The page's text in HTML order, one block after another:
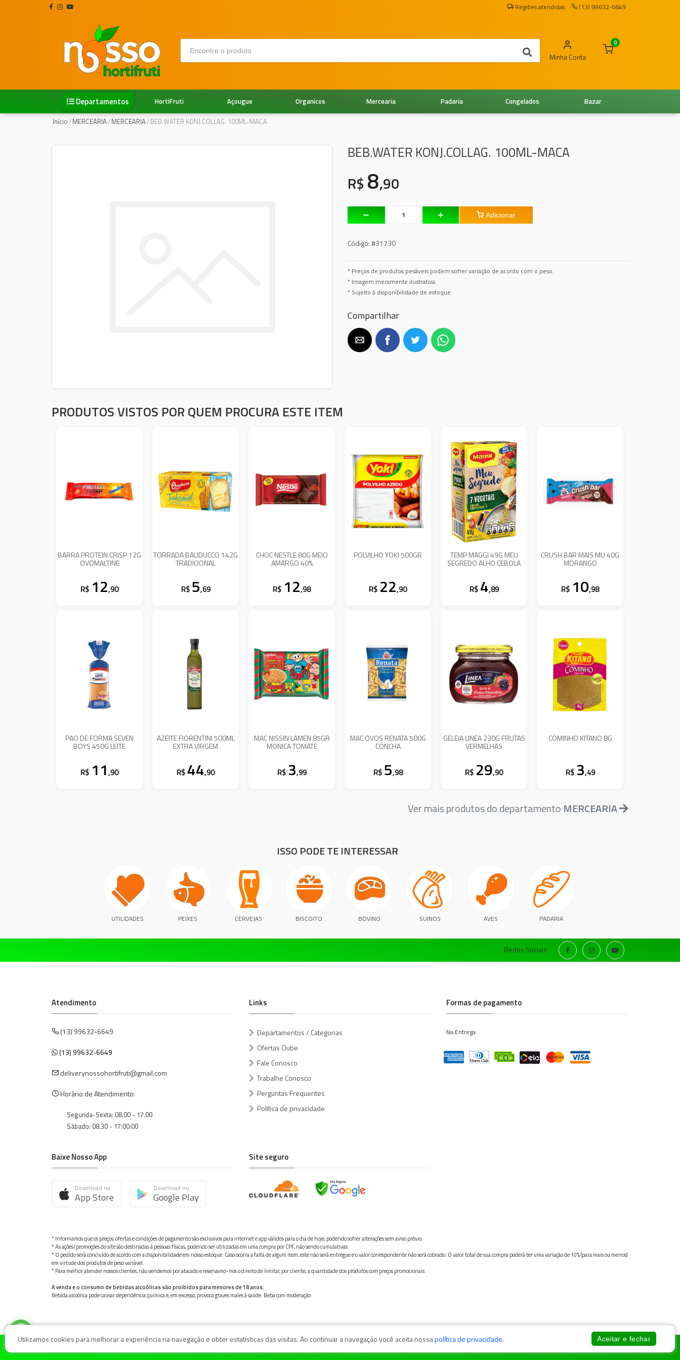
Regiões atendidas (13) 99632-6649
Minha Conta
0
Departamentos Bazar
Congelados
Padaria
Mercearia
Organicos
Açougue
HortiFruti
Início/MERCEARIA/MERCEARIA/BEB.WATER KONJ.COLLAG. 100ML-MACA
BEB.WATER KONJ.COLLAG. 100ML-MACA
R$ 8,90
Adicionar
Código:#31730
* Preços de produtos pesáveis podem sofrer variação de acordo com o peso.
* Imagem meramente ilustrativa.
* Sujeito à disponibilidade de estoque.
Compartilhar
PRODUTOS VISTOS POR QUEM PROCURA ESTE ITEM
BARRA PROTEIN CRISP 12G
OVOMALTINE
R$ 12,90
TORRADA BAUDUCCO 142G
TRADICIONAL
R$ 5,69
CHOC NESTLE 80G MEIO
AMARGO 40%
R$ 12,98
POLVILHO YOKI 500GR
R$ 22,90
TEMP MAGGI 49G MEU
SEGREDO ALHO CEBOLA
R$ 4,89
CRUSH BAR MAIS MU 40G
MORANGO
R$ 10,98
PAO DE FORMA SEVEN
BOYS 450G LEITE
R$ 11,90
AZEITE FIORENTINI 500ML
EXTRA VIRGEM
R$ 44,90
MAC NISSIN LAMEN 85GR
MONICA TOMATE
R$ 3,99
MAC OVOS RENATA 500G
CONCHA
R$ 5,98
GELEIA LINEA 230G FRUTAS
VERMELHAS
R$ 29,90
COMINHO KITANO 8G
R$ 3,49
Ver mais produtos do departamento MERCEARIA
ISSO PODE TE INTERESSAR
UTILIDADES PEIXES CERVEJAS BISCOITO BOVINO SUINOS AVES PADARIA
Redes Sociais
Atendimento
(13) 99632-6649
(13) 99632-6649
deliverynossohortifruti@gmail.com
Horário de Atendimento:
Segunda-Sexta: 08.00 - 17.00
Sábado: 08.30 - 17:00:00
Links
Departamentos / Categorias
Ofertas Clube
Fale Conosco
Trabalhe Conosco
Perguntas Frequentes
Política de privacidade
Formas de pagamento
Na Entrega:
Baixe Nosso App
Download na
App Store
Download no
Google Play
Site seguro
* Informamos que os preços, ofertas e condições de pagamento são exclusivos para internet e app válidos para o dia de hoje, podendo sofrer alterações sem aviso prévio.
* As ações/promoções do site são destinadas à pessoas físicas, podendo ser utilizadas em uma compra por CPF, não sendo cumulativas.
* O pedido será concluído de acordo com a disponibilidade em nosso estoque. Caso ocorra a falta de algum item, este não será entregue e o valor correspondente não será cobrado. O valor total de sua compra poderá ter uma variação de 10% (para mais ou menos)
em virtude dos produtos de peso variável.
* Para melhor atender nossos clientes, não vendemos por atacado e reservamo-nos o direito de limitar, por cliente, a quantidade dos produtos com preços promocionais.
A venda e o consumo de bebidas alcoólicas são proibidos para menores de 18 anos.
Bebida alcoólica pode causar dependência química e, em excesso, provoca graves males à saúde. Beba com moderação
Utilizamos cookies para melhorar a experiência na navegação e obter estatísticas das visitas. Ao continuar a navegação você aceita nossapolítica de privacidade. Aceitar e fechar